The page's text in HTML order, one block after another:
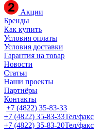
Акции
Бренды
Как купить
Условия оплаты
Условия доставки
Гарантия на товар
Новости
Статьи
Наши проекты
Партнёры
Контакты
+7 (4822) 35-83-33
+7 (4822) 35-83-33Тел/факс
+7 (4822) 35-83-20Тел/факс